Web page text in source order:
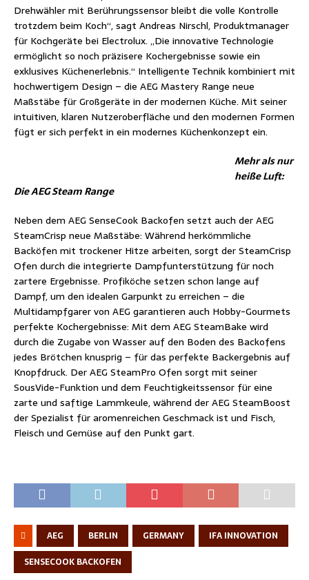
Drehwähler mit Berührungssensor bleibt die volle Kontrolle
trotzdem beim Koch“, sagt Andreas Nirschl, Produktmanager
für Kochgeräte bei Electrolux. „Die innovative Technologie
ermöglicht so noch präzisere Kochergebnisse sowie ein
exklusives Küchenerlebnis.“ Intelligente Technik kombiniert mit
hochwertigem Design – die AEG Mastery Range neue
Maßstäbe für Großgeräte in der modernen Küche. Mit seiner
intuitiven, klaren Nutzeroberfläche und den modernen Formen
fügt er sich perfekt in ein modernes Küchenkonzept ein.
Mehr als nur
heiße Luft:
Die AEG Steam Range
Neben dem AEG SenseCook Backofen setzt auch der AEG
SteamCrisp neue Maßstäbe: Während herkömmliche
Backöfen mit trockener Hitze arbeiten, sorgt der SteamCrisp
Ofen durch die integrierte Dampfunterstützung für noch
zartere Ergebnisse. Profiköche setzen schon lange auf
Dampf, um den idealen Garpunkt zu erreichen – die
Multidampfgarer von AEG garantieren auch Hobby-Gourmets
perfekte Kochergebnisse: Mit dem AEG SteamBake wird
durch die Zugabe von Wasser auf den Boden des Backofens
jedes Brötchen knusprig – für das perfekte Backergebnis auf
Knopfdruck. Der AEG SteamPro Ofen sorgt mit seiner
SousVide-Funktion und dem Feuchtigkeitssensor für eine
zarte und saftige Lammkeule, während der AEG SteamBoost
der Spezialist für aromenreichen Geschmack ist und Fisch,
Fleisch und Gemüse auf den Punkt gart.
AEG BERLIN GERMANY
IFA INNOVATION
SENSECOOK BACKOFEN